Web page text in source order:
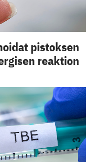
pistoksen
reaktion